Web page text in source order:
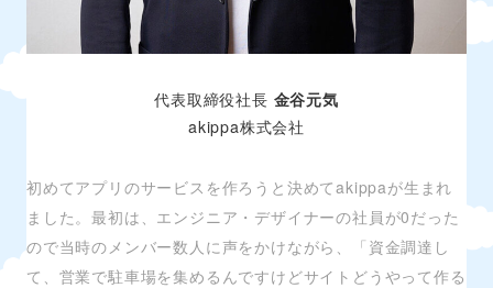
代表取締役社長 金谷元気
akippa株式会社
初めてアプリのサービスを作ろうと決めてakippaが生まれ
ました。最初は、エンジニア・デザイナーの社員が0だった
ので当時のメンバー数人に声をかけながら、「資金調達し
て、営業で駐車場を集めるんですけどサイトどうやって作る